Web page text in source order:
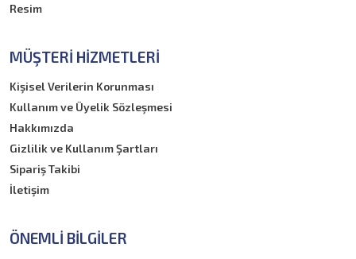
Resim
MÜŞTERI HIZMETLERI
Kişisel Verilerin Korunması
Kullanım ve Üyelik Sözleşmesi
Hakkımızda
Gizlilik ve Kullanım Şartları
Sipariş Takibi
İletişim
ÖNEMLI BILGILER